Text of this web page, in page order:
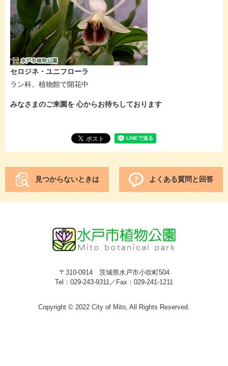
セロジネ・ユニフローラ
ラン科。植物館で開花中
みなさまのご来園を 心からお待ちしております
見つからないときは よくある質問と回答
〒310-0914 茨城県水戸市小吹町504
Tel：029-243-9311／Fax：029-241-1211
Copyright © 2022 City of Mito, All Rights Reserved.